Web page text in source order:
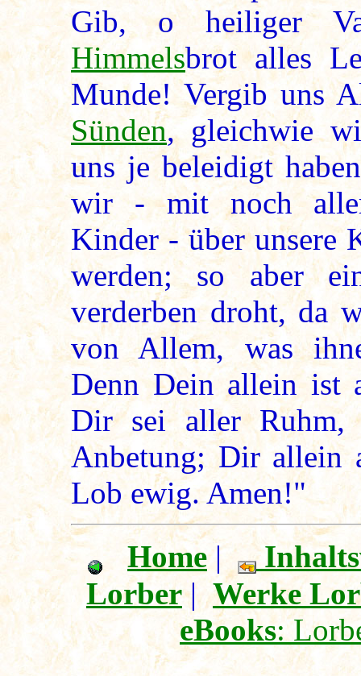
Gib, o heiliger
Himmelsbrot alles
Munde! Vergib uns
Sünden, gleichwie
uns je beleidigt
wir - mit noch
Kinder - über unsere
werden; so aber
verderben droht, da
von Allem, was
Denn Dein allein ist
Dir sei aller Ruhm,
Anbetung; Dir allein
Lob ewig. Amen!"
Home|
Lorber|Werke
eBooks: